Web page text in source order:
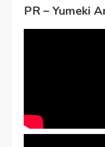
PR – Yumeki